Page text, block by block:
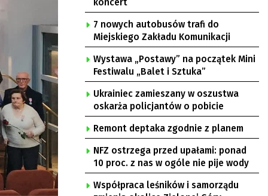
koncert
7 nowych autobusów trafi do
Miejskiego Zakładu Komunikacji
Wystawa „Postawy” na początek Mini
Festiwalu „Balet i Sztuka”
Ukrainiec zamieszany w oszustwa
oskarża policjantów o pobicie
Remont deptaka zgodnie z planem
NFZ ostrzega przed upałami: ponad
10 proc. z nas w ogóle nie pije wody
Współpraca leśników i samorządu